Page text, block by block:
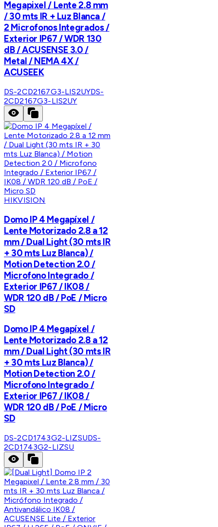
Megapixel / Lente 2.8 mm
/ 30 mts IR + Luz Blanca /
2 Microfonos Integrados /
Exterior IP67 / WDR 130
dB / ACUSENSE 3.0 /
Metal / NEMA 4X /
ACUSEEK
DS-2CD2167G3-LIS2UYDS-
2CD2167G3-LIS2UY
HIKVISION
Domo IP 4 Megapíxel /
Lente Motorizado 2.8 a 12
mm / Dual Light (30 mts IR
+ 30 mts Luz Blanca) /
Motion Detection 2.0 /
Microfono Integrado /
Exterior IP67 / IK08 /
WDR 120 dB / PoE / Micro
SD
Domo IP 4 Megapíxel /
Lente Motorizado 2.8 a 12
mm / Dual Light (30 mts IR
+ 30 mts Luz Blanca) /
Motion Detection 2.0 /
Microfono Integrado /
Exterior IP67 / IK08 /
WDR 120 dB / PoE / Micro
SD
DS-2CD1743G2-LIZSUDS-
2CD1743G2-LIZSU